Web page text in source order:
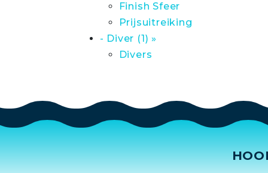
Finish Sfeer
Prijsuitreiking
- Diver (1) »
Divers